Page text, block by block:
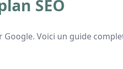
SEO
Voici un guide